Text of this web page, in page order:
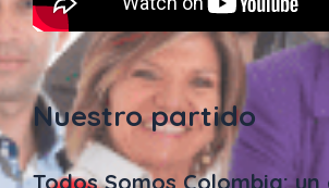
Nuestro partido
Todos Somos Colombia: